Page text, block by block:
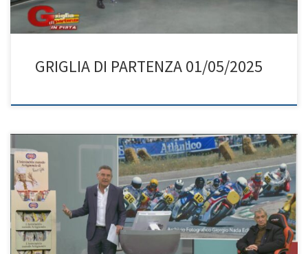
GRIGLIA DI PARTENZA 01/05/2025